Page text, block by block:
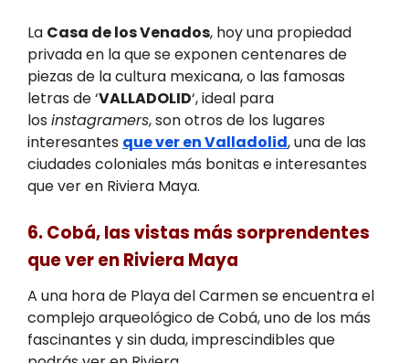
La Casa de los Venados, hoy una propiedad
privada en la que se exponen centenares de
piezas de la cultura mexicana, o las famosas
letras de ‘VALLADOLID‘, ideal para
los instagramers, son otros de los lugares
interesantes que ver en Valladolid, una de las
ciudades coloniales más bonitas e interesantes
que ver en Riviera Maya.
6. Cobá, las vistas más sorprendentes
que ver en Riviera Maya
A una hora de Playa del Carmen se encuentra el
complejo arqueológico de Cobá, uno de los más
fascinantes y sin duda, imprescindibles que